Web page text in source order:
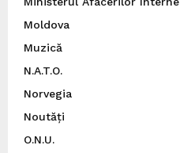
Moldova
Muzică
N.A.T.O.
Norvegia
Noutăți
O.N.U.